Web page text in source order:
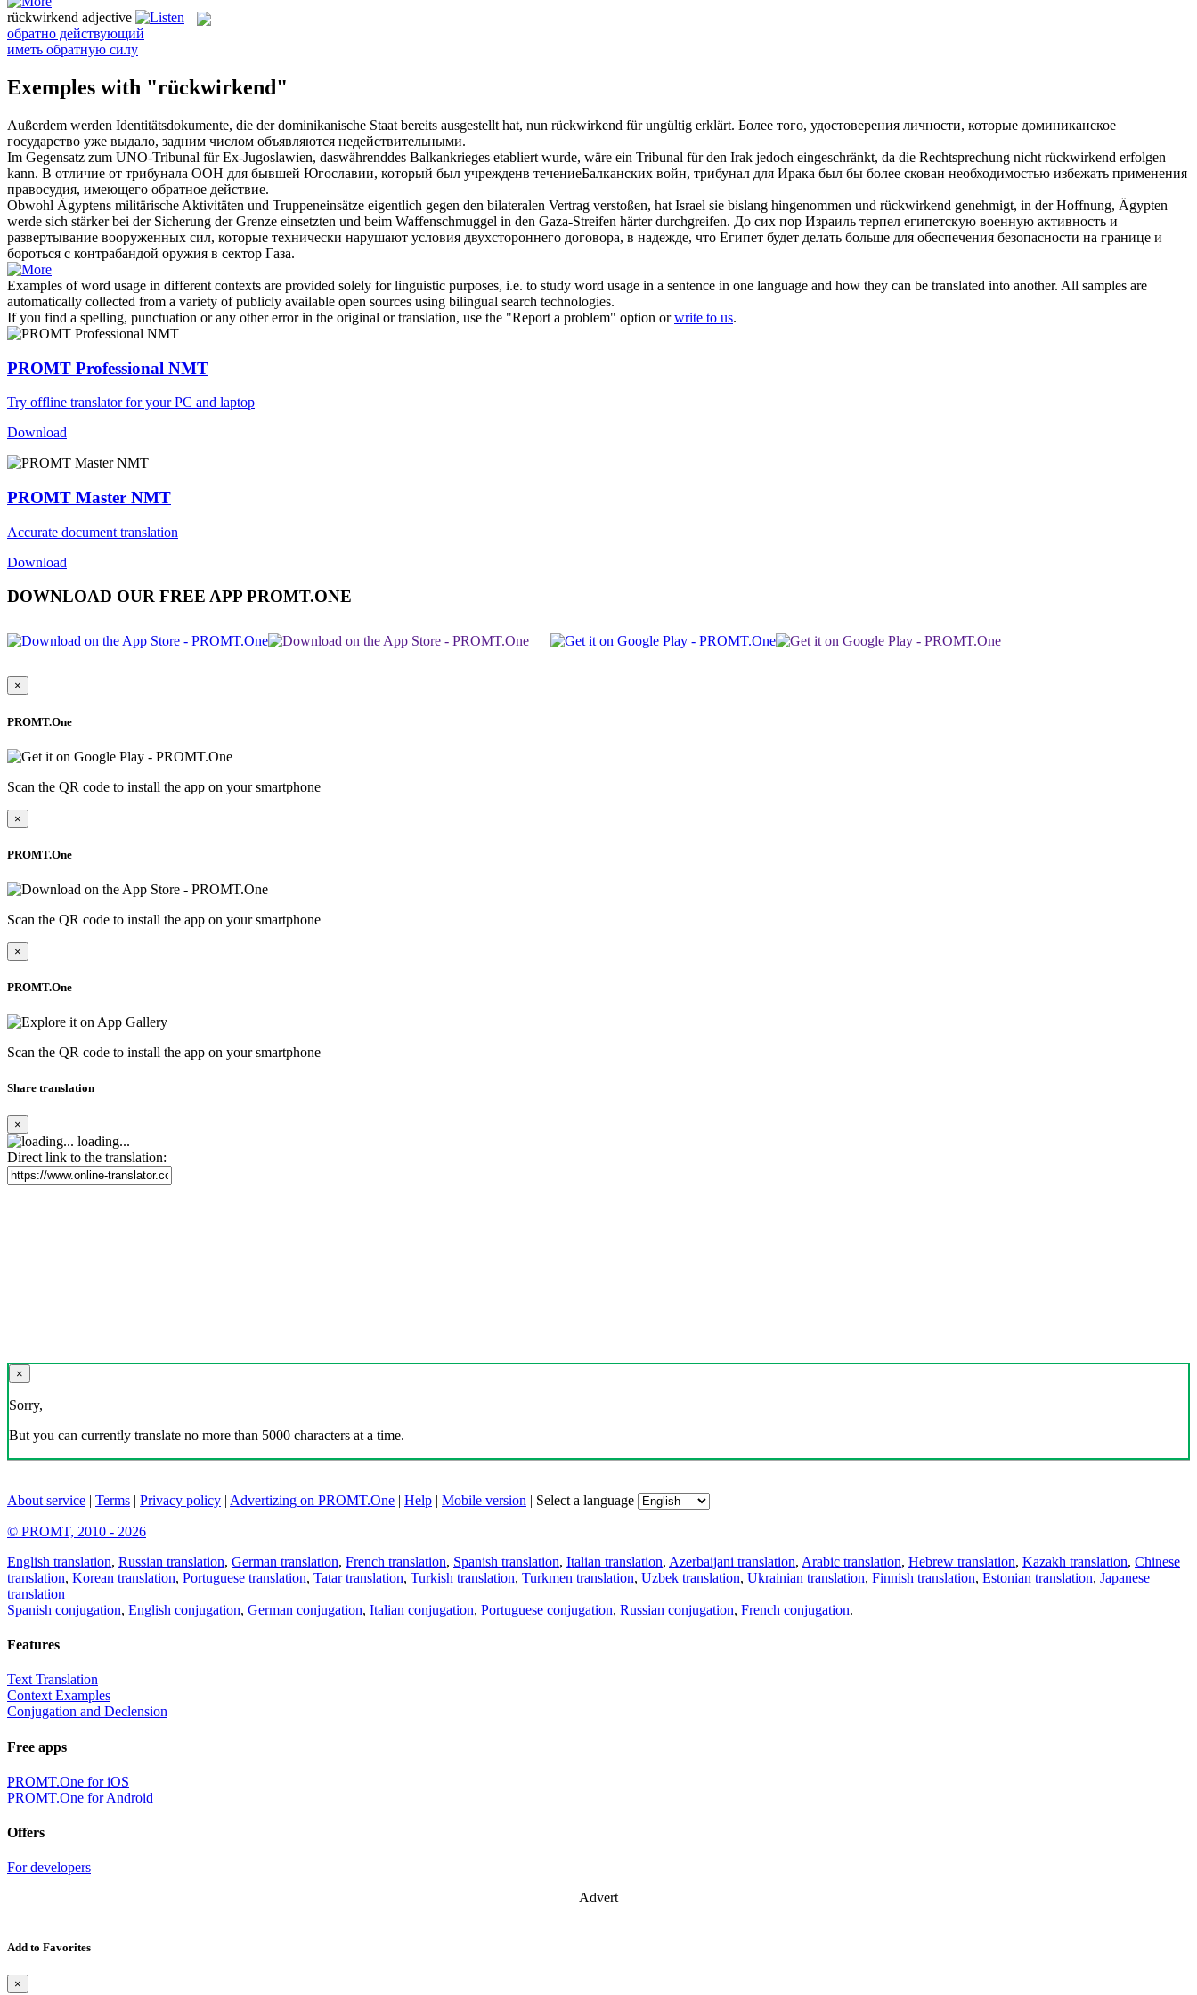
rückwirkend adjective
обратно действующий
иметь обратную силу
Exemples with "rückwirkend"
Außerdem werden Identitätsdokumente, die der dominikanische Staat bereits ausgestellt hat, nun rückwirkend für ungültig erklärt. Более того, удостоверения личности, которые доминиканское
государство уже выдало, задним числом объявляются недействительными.
Im Gegensatz zum UNO-Tribunal für Ex-Jugoslawien, daswährenddes Balkankrieges etabliert wurde, wäre ein Tribunal für den Irak jedoch eingeschränkt, da die Rechtsprechung nicht rückwirkend erfolgen
kann. В отличие от трибунала ООН для бывшей Югославии, который был учрежденв течениеБалканских войн, трибунал для Ирака был бы более скован необходимостью избежать применения
правосудия, имеющего обратное действие.
Obwohl Ägyptens militärische Aktivitäten und Truppeneinsätze eigentlich gegen den bilateralen Vertrag verstoßen, hat Israel sie bislang hingenommen und rückwirkend genehmigt, in der Hoffnung, Ägypten
werde sich stärker bei der Sicherung der Grenze einsetzten und beim Waffenschmuggel in den Gaza-Streifen härter durchgreifen. До сих пор Израиль терпел египетскую военную активность и
развертывание вооруженных сил, которые технически нарушают условия двухстороннего договора, в надежде, что Египет будет делать больше для обеспечения безопасности на границе и
бороться с контрабандой оружия в сектор Газа.
Examples of word usage in different contexts are provided solely for linguistic purposes, i.e. to study word usage in a sentence in one language and how they can be translated into another. All samples are
automatically collected from a variety of publicly available open sources using bilingual search technologies.
If you find a spelling, punctuation or any other error in the original or translation, use the "Report a problem" option orwrite to us.
PROMT Professional NMT
Try offline translator for your PC and laptop
Download
PROMT Master NMT
Accurate document translation
Download
DOWNLOAD OUR FREE APP PROMT.ONE
×
PROMT.One
Scan the QR code to install the app on your smartphone
×
PROMT.One
Scan the QR code to install the app on your smartphone
×
PROMT.One
Scan the QR code to install the app on your smartphone
Share translation
×
loading...
Direct link to the translation:
×
Sorry,
But you can currently translate no more than 5000 characters at a time.
About service | Terms | Privacy policy | Advertizing on PROMT.One | Help | Mobile version | Select a language
© PROMT, 2010 - 2026
English translation, Russian translation, German translation, French translation, Spanish translation, Italian translation, Azerbaijani translation, Arabic translation, Hebrew translation, Kazakh translation, Chinese
translation, Korean translation, Portuguese translation, Tatar translation, Turkish translation, Turkmen translation, Uzbek translation, Ukrainian translation, Finnish translation, Estonian translation, Japanese
translation
Spanish conjugation, English conjugation, German conjugation, Italian conjugation, Portuguese conjugation, Russian conjugation, French conjugation.
Features
Text Translation
Context Examples
Conjugation and Declension
Free apps
PROMT.One for iOS
PROMT.One for Android
Offers
For developers
Advert
Add to Favorites
×